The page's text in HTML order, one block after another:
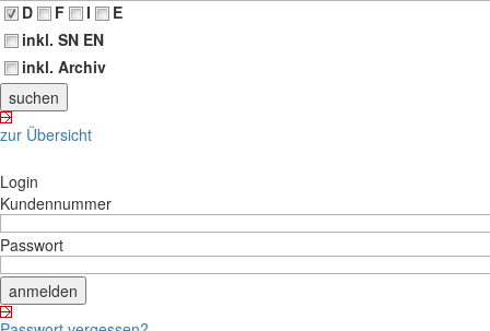
D
F I
E
inkl. SN EN
inkl. Archiv
zur Übersicht
Login
Kundennummer
Passwort